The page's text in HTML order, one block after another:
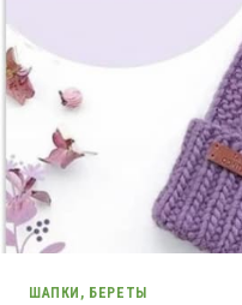
ШАПКИ, БЕРЕТЫ